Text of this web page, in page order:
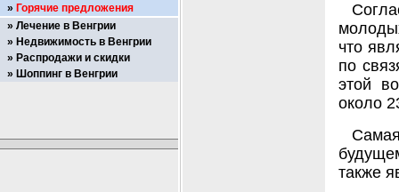
что
по
этой
около
также
Горячие предложения
Лечение в Венгрии
Недвижимость в Венгрии
Распродажи и скидки
Шоппинг в Венгрии